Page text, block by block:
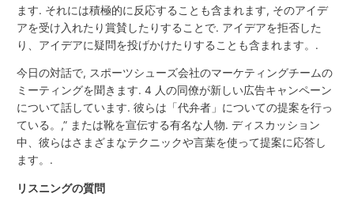
ます. それには積極的に反応することも含まれます, そのアイデ
アを受け入れたり賞賛したりすることで. アイデアを拒否した
り、アイデアに疑問を投げかけたりすることも含まれます。.
今日の対話で, スポーツシューズ会社のマーケティングチームの
ミーティングを聞きます. 4 人の同僚が新しい広告キャンペーン
について話しています. 彼らは「代弁者」についての提案を行っ
ている。,” または靴を宣伝する有名な人物. ディスカッション
中、彼らはさまざまなテクニックや言葉を使って提案に応答し
ます。.
リスニングの質問